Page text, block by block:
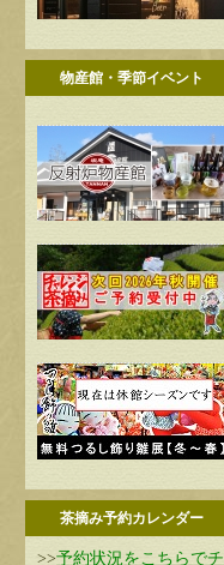
物産館・季節イベント
茶摘み予約カレンダー
>>予約状況をこちらでチ